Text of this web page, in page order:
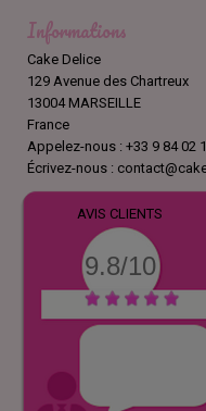
Informations
Cake Delice
129 Avenue des Chartreux
13004 MARSEILLE
France
Appelez-nous : +33 9 84 02
Écrivez-nous :
AVIS CLIENTS
9.8/10